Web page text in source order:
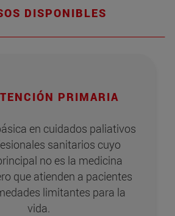
DISPONIBLES
PRIMARIA
en cuidados paliativos
sanitarios cuyo
no es la medicina
que atienden a pacientes
limitantes para la
vida.